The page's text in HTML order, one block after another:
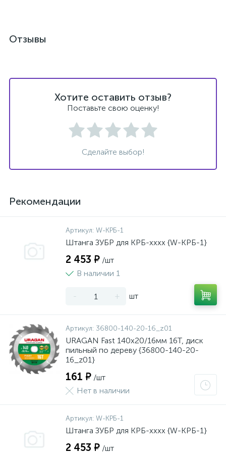
Отзывы
Хотите оставить отзыв?
Поставьте свою оценку!
Сделайте выбор!
Рекомендации
Артикул: W-КРБ-1
Штанга ЗУБР для КРБ-хххх {W-КРБ-1}
2 453 ₽ /шт
В наличии 1
- + шт
Артикул: 36800-140-20-16_z01
URAGAN Fast 140x20/16мм 16Т, диск
пильный по дереву {36800-140-20-
16_z01}
161 ₽ /шт
Нет в наличии
Артикул: W-КРБ-1
Штанга ЗУБР для КРБ-хххх {W-КРБ-1}
2 453 ₽ /шт